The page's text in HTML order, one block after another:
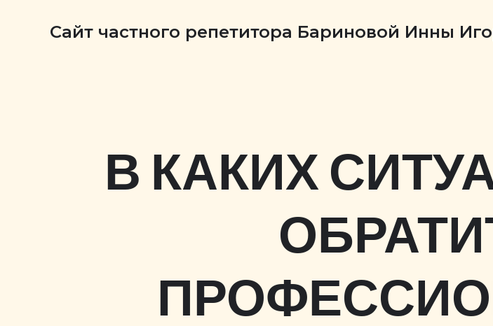
Сайт частного репетитора Бариновой Инны
В КАКИХ